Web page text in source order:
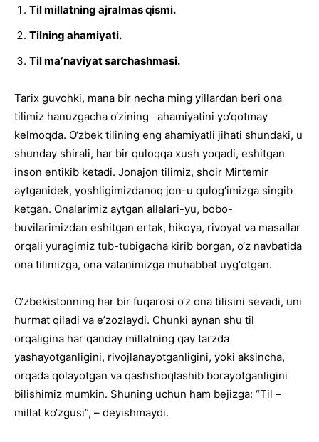
Til millatning ajralmas qismi.
Tilning ahamiyati.
Til maʼnaviyat sarchashmasi.
Tarix guvohki, mana bir necha ming yillardan beri ona
tilimiz hanuzgacha o‘zining ahamiyatini yo‘qotmay
kelmoqda. O‘zbek tilining eng ahamiyatli jihati shundaki, u
shunday shirali, har bir quloqqa xush yoqadi, eshitgan
inson entikib ketadi. Jonajon tilimiz, shoir Mirtemir
aytganidek, yoshligimizdanoq jon-u qulog‘imizga singib
ketgan. Onalarimiz aytgan allalari-yu, bobo-
buvilarimizdan eshitgan ertak, hikoya, rivoyat va masallar
orqali yuragimiz tub-tubigacha kirib borgan, o‘z navbatida
ona tilimizga, ona vatanimizga muhabbat uyg‘otgan.
O‘zbekistonning har bir fuqarosi o‘z ona tilisini sevadi, uni
hurmat qiladi va eʼzozlaydi. Chunki aynan shu til
orqaligina har qanday millatning qay tarzda
yashayotganligini, rivojlanayotganligini, yoki aksincha,
orqada qolayotgan va qashshoqlashib borayotganligini
bilishimiz mumkin. Shuning uchun ham bejizga: “Til –
millat ko‘zgusi”, – deyishmaydi.